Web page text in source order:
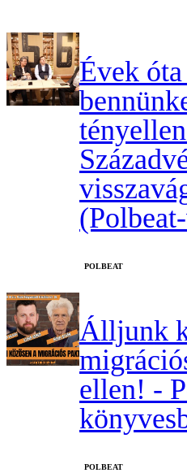
Évek
‎POLBEAT
Álljunk
ellen! -
‎POLBEAT